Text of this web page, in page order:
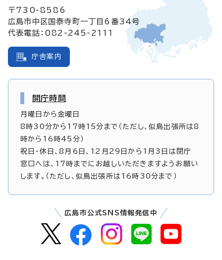
〒730-8586
広島市中区国泰寺町一丁目6番34号
代表電話：082-245-2111
庁舎案内
開庁時間
月曜日から金曜日
8時30分から17時15分まで（ただし、似島出張所は8
時から16時45分）
祝日・休日、8月6日、12月29日から1月3日は閉庁
窓口へは、17時までにお越しいただきますようお願い
します。（ただし、似島出張所は16時30分まで）
広島市公式SNS情報発信中